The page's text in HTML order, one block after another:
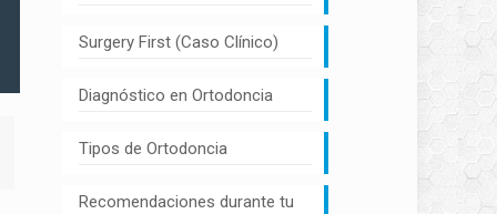
Surgery First (Caso Clínico)
Diagnóstico en Ortodoncia
Tipos de Ortodoncia
Recomendaciones durante tu